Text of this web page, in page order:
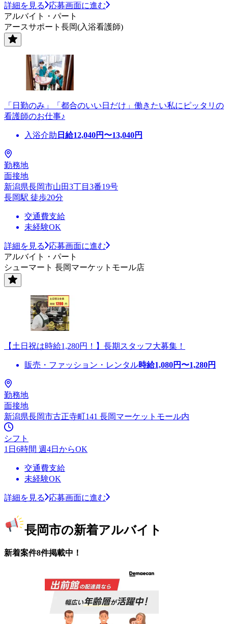
詳細を見る
応募画面に進む
アルバイト・パート
アースサポート長岡(入浴看護師)
「日勤のみ」「都合のいい日だけ」働きたい私にピッタリの
看護師のお仕事♪
入浴介助 日給12,040円〜13,040円
勤務地
面接地
新潟県長岡市山田3丁目3番19号
長岡駅 徒歩20分
交通費支給
未経験OK
詳細を見る
応募画面に進む
アルバイト・パート
シューマート 長岡マーケットモール店
【土日祝は時給1,280円！】長期スタッフ大募集！
販売・ファッション・レンタル時給1,080円〜1,280円
勤務地
面接地
新潟県長岡市古正寺町141 長岡マーケットモール内
シフト
1日6時間 週4日からOK
交通費支給
未経験OK
詳細を見る 応募画面に進む
長岡市の新着アルバイト
新着案件8件掲載中！